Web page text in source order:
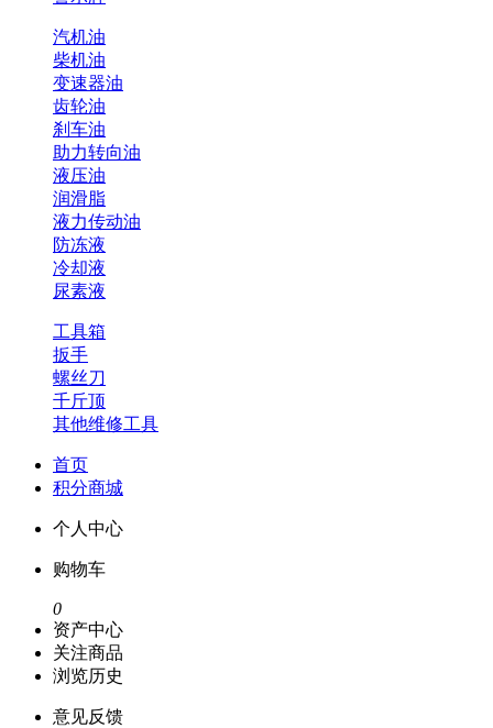
汽机油
柴机油
变速器油
齿轮油
刹车油
助力转向油
液压油
润滑脂
液力传动油
防冻液
冷却液
尿素液
工具箱
扳手
螺丝刀
千斤顶
其他维修工具
首页
积分商城
个人中心
购物车
0
资产中心
关注商品
浏览历史
意见反馈